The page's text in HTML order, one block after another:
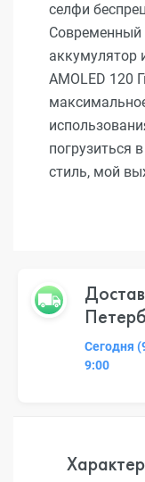
селфи
Современный
аккумулятор
AMOLED 120
погрузиться
стиль, мой
Сегодня
9:00